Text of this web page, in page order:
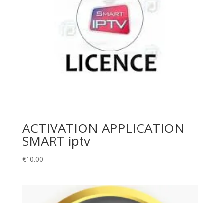
ACTIVATION APPLICATION
SMART iptv
€10.00